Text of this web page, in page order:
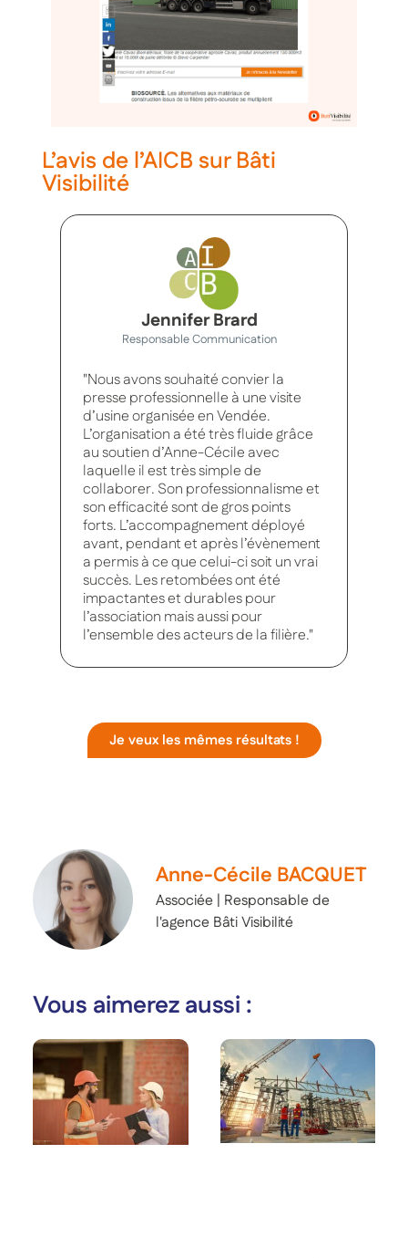
L’avis de l’AICB sur Bâti
Visibilité
Jennifer Brard
Responsable Communication
"Nous avons souhaité convier la
presse professionnelle à une visite
d’usine organisée en Vendée.
L’organisation a été très fluide grâce
au soutien d’Anne-Cécile avec
laquelle il est très simple de
collaborer. Son professionnalisme et
son efficacité sont de gros points
forts. L’accompagnement déployé
avant, pendant et après l’évènement
a permis à ce que celui-ci soit un vrai
succès. Les retombées ont été
impactantes et durables pour
l’association mais aussi pour
l’ensemble des acteurs de la filière."
Je veux les mêmes résultats !
Anne-Cécile BACQUET
Associée | Responsable de
l'agence Bâti Visibilité
Vous aimerez aussi :